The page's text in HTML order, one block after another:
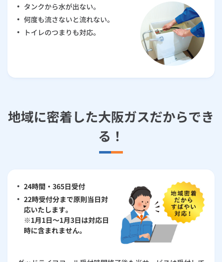
タンクから水が出ない。
何度も流さないと流れない。
トイレのつまりも対応。
地域に密着した大阪ガスだからでき
る！
24時間・365日受付
22時受付分まで原則当日対
応いたします。
※1月1日～1月3日は対応日
時に含まれません。